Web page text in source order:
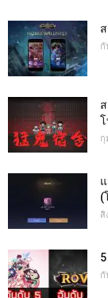
กั
กุ
(
สิ
กั